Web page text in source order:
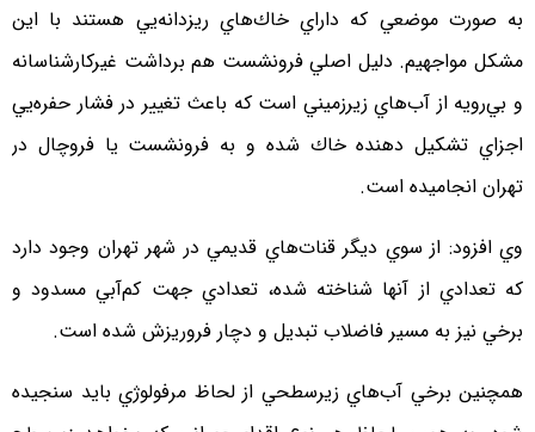
به صورت موضعي كه داراي خاك‌هاي ريزدانه‌يي هستند با اين
مشكل مواجهيم. دليل اصلي فرونشست هم برداشت غيركارشناسانه
و بي‌رويه از آب‌هاي زيرزميني است كه باعث تغيير در فشار حفره‌يي
اجزاي تشكيل‌ دهنده خاك شده و به فرونشست يا فروچال در
تهران انجاميده است.
وي افزود: از سوي ديگر قنات‌هاي قديمي در شهر تهران وجود دارد
كه تعدادي از آنها شناخته شده، تعدادي جهت كم‌آبي مسدود و
برخي نيز به مسير فاضلاب تبديل و دچار فروريزش شده است.
همچنين برخي آب‌هاي زيرسطحي از لحاظ مرفولوژي بايد سنجيده